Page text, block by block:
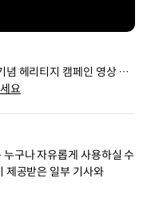
념 헤리티지 캠페인 영상 공
요
구나 자유롭게 사용하실 수
제공받은 일부 기사와